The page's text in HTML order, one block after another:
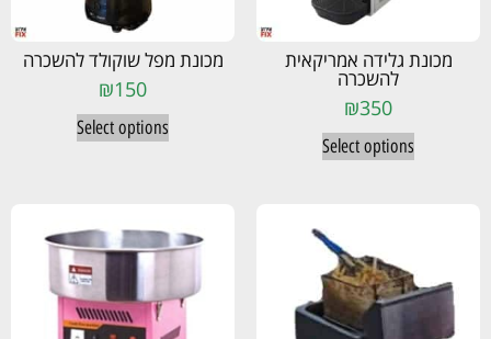
מכונת גלידה אמריקאית
להשכרה
₪350
Select options
מכונת מפל שוקולד להשכרה
₪150
Select options